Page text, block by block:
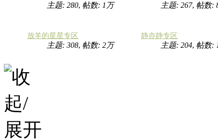
主题: 280, 帖数: 1万 主题: 267, 帖数:
放羊的星星专区
主题: 308, 帖数: 2万
静亦静专区
主题: 204, 帖数: